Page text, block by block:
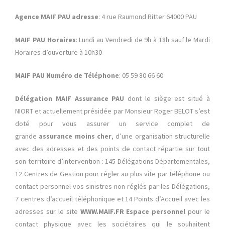
Agence MAIF PAU adresse: 4 rue Raumond Ritter 64000 PAU
MAIF PAU Horaires: Lundi au Vendredi de 9h à 18h sauf le Mardi
Horaires d’ouverture à 10h30
MAIF PAU Numéro de Téléphone: 05 59 80 66 60
Délégation MAIF Assurance PAU dont le siège est situé à
NIORT et actuellement présidée par Monsieur Roger BELOT s’est
doté pour vous assurer un service complet de
grande assurance moins cher, d’une organisation structurelle
avec des adresses et des points de contact répartie sur tout
son territoire d’intervention : 145 Délégations Départementales,
12 Centres de Gestion pour régler au plus vite par téléphone ou
contact personnel vos sinistres non réglés par les Délégations,
7 centres d’accueil téléphonique et 14 Points d’Accueil avec les
adresses sur le site WWW.MAIF.FR Espace personnel pour le
contact physique avec les sociétaires qui le souhaitent